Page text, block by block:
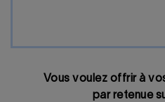
Vous voulez offrir à
par retenue